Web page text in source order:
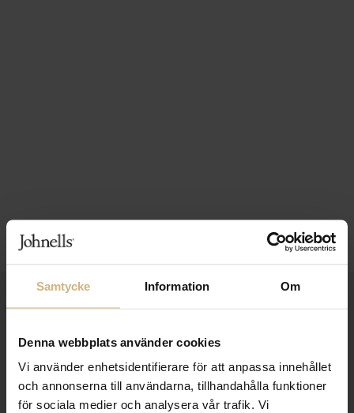
Samtycke Information Om
Denna webbplats använder cookies
Vi använder enhetsidentifierare för att anpassa innehållet
och annonserna till användarna, tillhandahålla funktioner
för sociala medier och analysera vår trafik. Vi
SAMLA BONUS I KUNDKLUBBEN